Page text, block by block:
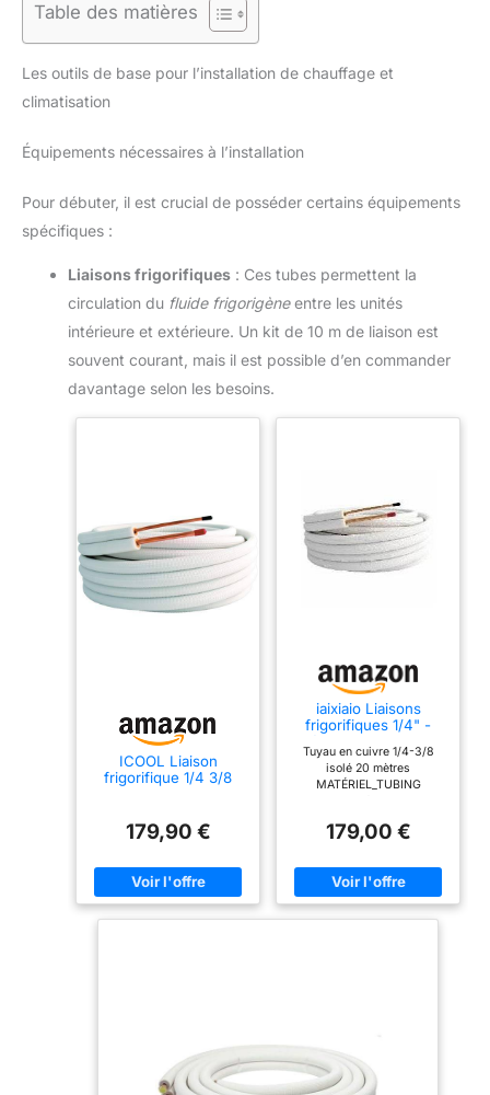
Table des matières
Les outils de base pour l’installation de chauffage et
climatisation
Équipements nécessaires à l’installation
Pour débuter, il est crucial de posséder certains équipements
spécifiques :
Liaisons frigorifiques : Ces tubes permettent la
circulation du fluide frigorigèneentre les unités
intérieure et extérieure. Un kit de 10 m de liaison est
souvent courant, mais il est possible d’en commander
davantage selon les besoins.
ICOOL Liaison
frigorifique 1/4 3/8
profesionnelle
179,90 €
iaixiaio Liaisons
frigorifiques 1/4" -
Cuivre Tube de liaison
frigorifique
Tuyau en cuivre 1/4-3/8
isolé 20 mètres
MATÉRIEL_TUBING
179,00 €